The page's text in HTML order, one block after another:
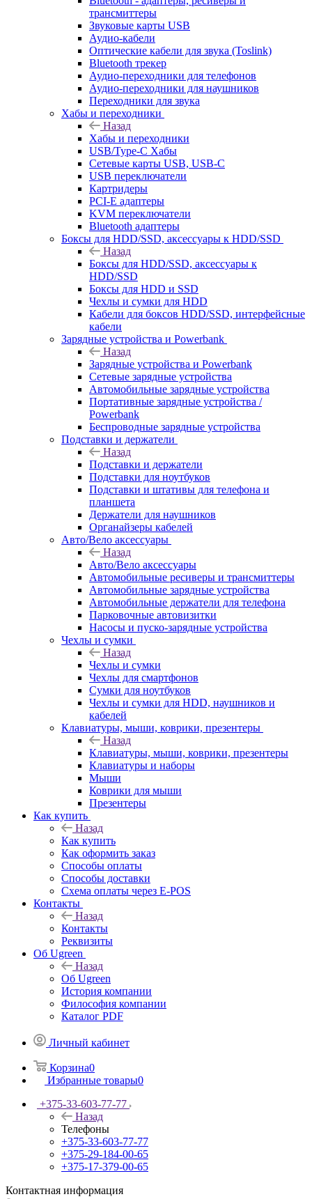
трансмиттеры
Звуковые карты USB
Аудио-кабели
Оптические кабели для звука (Toslink)
Bluetooth трекер
Аудио-переходники для телефонов
Аудио-переходники для наушников
Переходники для звука
Хабы и переходники
Назад
Хабы и переходники
USB/Type-C Хабы
Сетевые карты USB, USB-C
USB переключатели
Картридеры
PCI-E адаптеры
KVM переключатели
Bluetooth адаптеры
Боксы для HDD/SSD, аксессуары к HDD/SSD
Назад
Боксы для HDD/SSD, аксессуары к
HDD/SSD
Боксы для HDD и SSD
Чехлы и сумки для HDD
Кабели для боксов HDD/SSD, интерфейсные
кабели
Зарядные устройства и Powerbank
Назад
Зарядные устройства и Powerbank
Сетевые зарядные устройства
Автомобильные зарядные устройства
Портативные зарядные устройства /
Powerbank
Беспроводные зарядные устройства
Подставки и держатели
Назад
Подставки и держатели
Подставки для ноутбуков
Подставки и штативы для телефона и
планшета
Держатели для наушников
Органайзеры кабелей
Авто/Вело аксессуары
Назад
Авто/Вело аксессуары
Автомобильные ресиверы и трансмиттеры
Автомобильные зарядные устройства
Автомобильные держатели для телефона
Парковочные автовизитки
Насосы и пуско-зарядные устройства
Чехлы и сумки
Назад
Чехлы и сумки
Чехлы для смартфонов
Сумки для ноутбуков
Чехлы и сумки для HDD, наушников и
кабелей
Клавиатуры, мыши, коврики, презентеры
Назад
Клавиатуры, мыши, коврики, презентеры
Клавиатуры и наборы
Мыши
Коврики для мыши
Презентеры
Как купить
Назад
Как купить
Как оформить заказ
Способы оплаты
Способы доставки
Схема оплаты через E-POS
Контакты
Назад
Контакты
Реквизиты
Об Ugreen
Назад
Об Ugreen
История компании
Философия компании
Каталог PDF
Личный кабинет
Корзина0
Избранные товары0
+375-33-603-77-77
Назад
Телефоны
+375-33-603-77-77
+375-29-184-00-65
+375-17-379-00-65
Контактная информация